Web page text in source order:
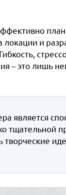
локации и
– это лишь
является
тщательной